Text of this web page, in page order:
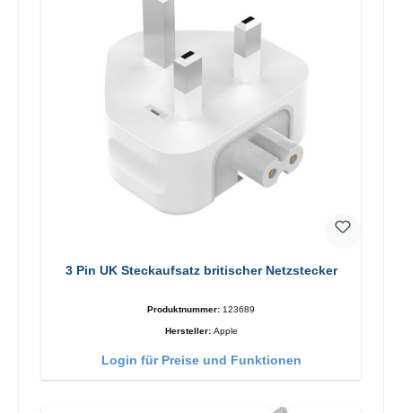
3 Pin UK Steckaufsatz britischer Netzstecker
Produktnummer: 123689
Hersteller: Apple
Login für Preise und Funktionen